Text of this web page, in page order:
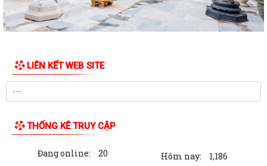
UBND PHƯỜNG CHU VĂN AN TRIỂN KHAI CÔNG TÁC ĐO ĐẠC, LẬP BẢN
ĐỒ ĐỊA CHÍNH VÀ THU GIÁ DỊCH VỤ THU GOM,...
Thông báo Về việc giới thiệu chức danh và chữ ký của Chủ tịch, Phó
Chủ tịch Ủy ban nhân dân phường...
Quyết định Về việc ban hành Quy chế làm việc của Ủy ban nhân dân
phường Chu Văn An nhiệm kỳ 2026 -...
Kế hoạch Về phát triển kinh tế - xã hội, quốc phòng - an ninh năm 2026
LIÊN KẾT WEB SITE
THỐNG KÊ TRUY CẬP
Đang online: 20 Hôm nay:
1,186